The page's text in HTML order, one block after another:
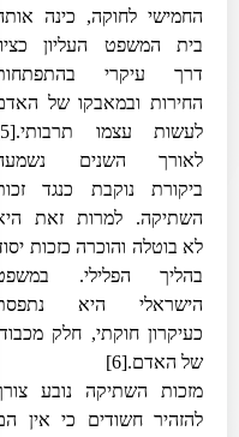
החמישי לחוקה, כינה אותה
בית המשפט העליון כציון
דרך עיקרי בהתפתחות
החירות ובמאבקו של האדם
לעשות עצמו תרבותי.[5]
לאורך השנים נשמעה
ביקורת נוקבת כנגד זכות
השתיקה. למרות זאת היא
לא בוטלה והוכרה כזכות יסוד
בהליך הפלילי. במשפט
הישראלי היא נתפסת
כעיקרון חוקתי, חלק מכבודו
של האדם.[6]
מזכות השתיקה נובע צורך
להזהיר חשודים כי אין הם